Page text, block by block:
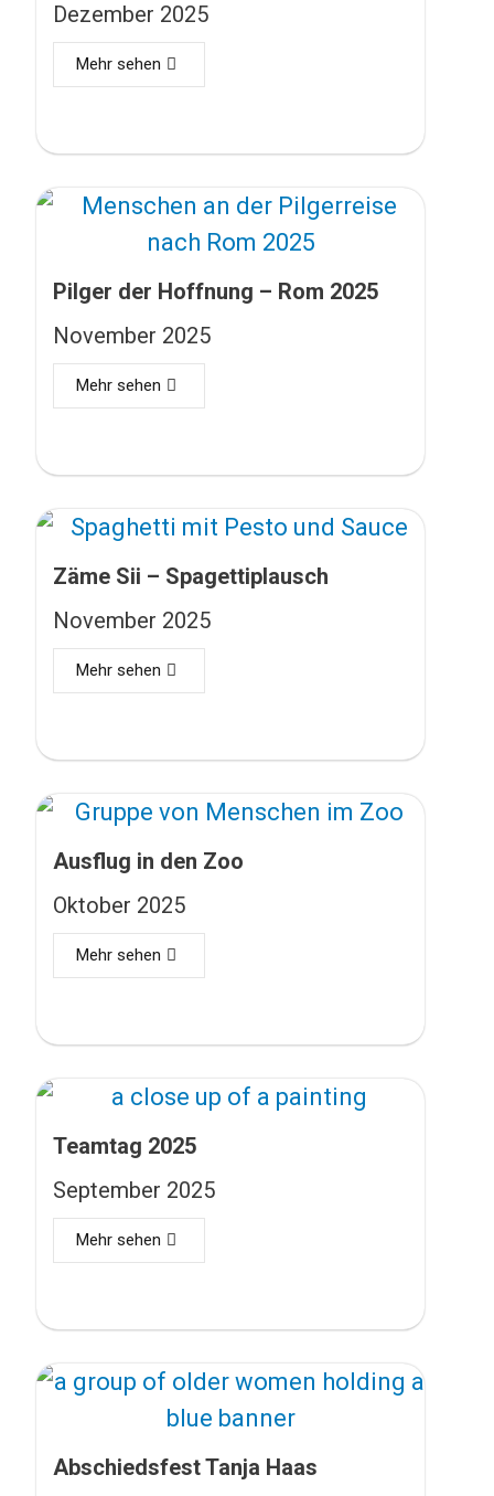
Dezember 2025
Mehr sehen
Pilger der Hoffnung – Rom 2025
November 2025
Mehr sehen
Zäme Sii – Spagettiplausch
November 2025
Mehr sehen
Ausflug in den Zoo
Oktober 2025
Mehr sehen
Teamtag 2025
September 2025
Mehr sehen
Abschiedsfest Tanja Haas